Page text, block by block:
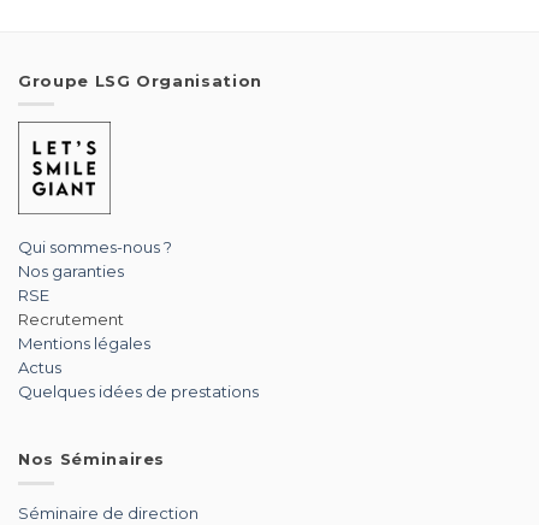
Groupe LSG Organisation
Qui sommes-nous ?
Nos garanties
RSE
Recrutement
Mentions légales
Actus
Quelques idées de prestations
Nos Séminaires
Séminaire de direction